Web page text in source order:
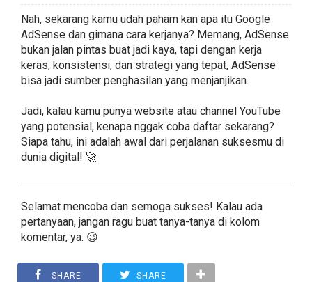
Nah, sekarang kamu udah paham kan apa itu Google
AdSense dan gimana cara kerjanya? Memang, AdSense
bukan jalan pintas buat jadi kaya, tapi dengan kerja
keras, konsistensi, dan strategi yang tepat, AdSense
bisa jadi sumber penghasilan yang menjanjikan.
Jadi, kalau kamu punya website atau channel YouTube
yang potensial, kenapa nggak coba daftar sekarang?
Siapa tahu, ini adalah awal dari perjalanan suksesmu di
dunia digital! 🚀
Selamat mencoba dan semoga sukses! Kalau ada
pertanyaan, jangan ragu buat tanya-tanya di kolom
komentar, ya. 😉
SHARE SHARE